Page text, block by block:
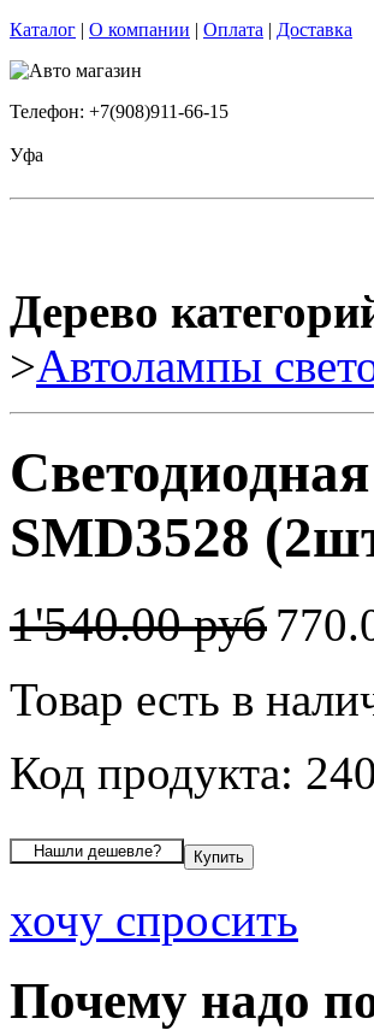
Каталог | О компании | Оплата | Доставка
Телефон: +7(908)911-66-15
Уфа
Дерево
>Автолампы
SMD3528
1'540.00 руб
Товар есть в
Код продукта:
хочу спросить
Почему надо